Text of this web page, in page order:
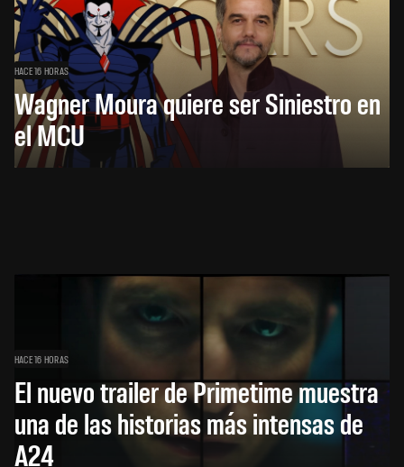
HACE 16 HORAS
Wagner Moura quiere ser Siniestro en
el MCU
HACE 16 HORAS
El nuevo trailer de Primetime muestra
una de las historias más intensas de
A24